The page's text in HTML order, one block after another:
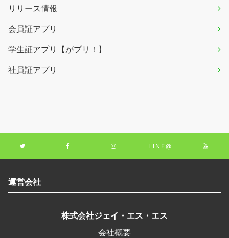
リリース情報
会員証アプリ
学生証アプリ【がプリ！】
社員証アプリ
LINE@
運営会社
株式会社ジェイ・エス・エス
会社概要